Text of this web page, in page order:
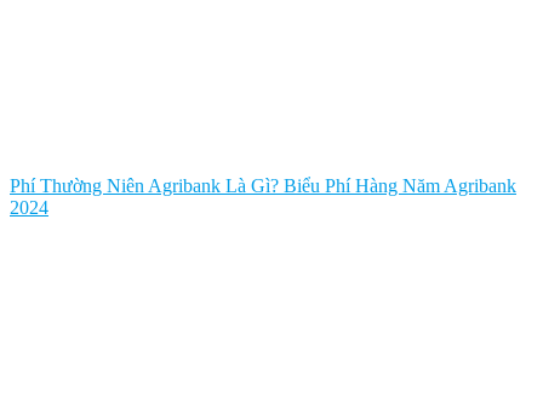
Phí Thường Niên Agribank Là Gì? Biểu Phí Hàng Năm Agribank
2024